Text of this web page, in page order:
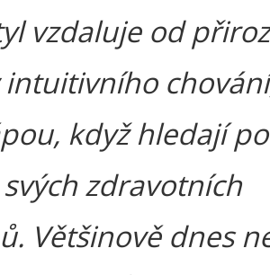
vzdaluje od
když hledají
zdravotních
Většinově dnes